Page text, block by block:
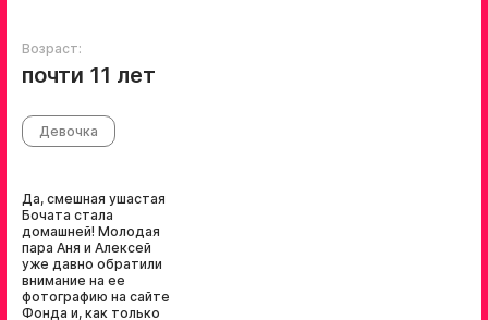
Возраст:
почти 11 лет
Девочка
Да, смешная ушастая
Бочата стала
домашней! Молодая
пара Аня и Алексей
уже давно обратили
внимание на ее
фотографию на сайте
Фонда и, как только